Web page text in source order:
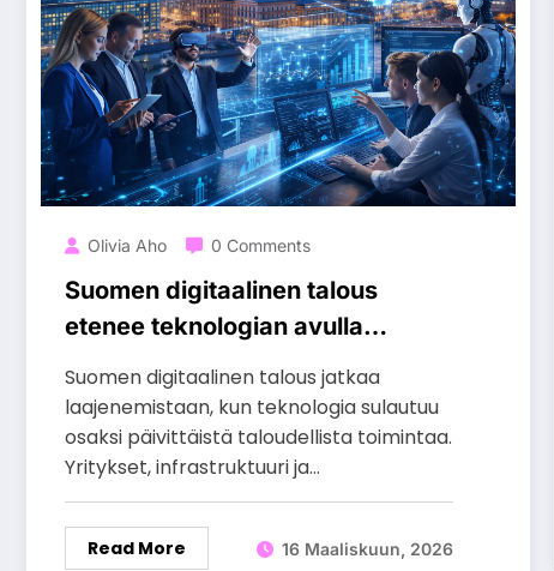
Olivia Aho 0 Comments
Suomen digitaalinen talous
etenee teknologian avulla
vuonna 2026
Suomen digitaalinen talous jatkaa
laajenemistaan, kun teknologia sulautuu
osaksi päivittäistä taloudellista toimintaa.
Yritykset, infrastruktuuri ja…
Read More 16 Maaliskuun, 2026